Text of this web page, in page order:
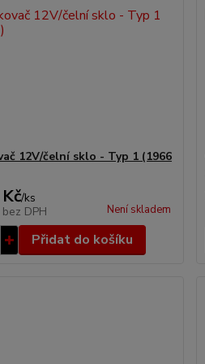
12V/čelní sklo - Typ 1 (1966
/ks
bez DPH Není skladem
Přidat do košíku